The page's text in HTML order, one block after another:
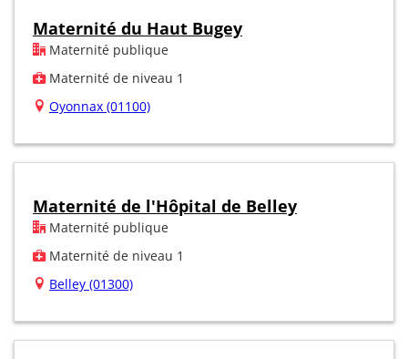
Maternité du Haut Bugey
Maternité publique
Maternité de niveau 1
Oyonnax (01100)
Maternité de l'Hôpital de Belley
Maternité publique
Maternité de niveau 1
Belley (01300)